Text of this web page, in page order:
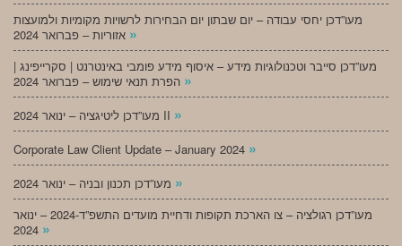
מעו”דכן יחסי עבודה – יום שבתון יום הבחירות לרשויות מקומיות ולמועצות
»
מעו”דכן סייבר וטכנולוגיות מידע – איסוף מידע פומבי באינטרנט | סקרייפינג |
»
מעו”דכן ליטיגציה – ינואר 2024 II »
Corporate Law Client Update – January 2024 »
»
מעו”דכן רגולציה – צו הארכת תקופות ודחיית מועדים התשפ”ד-2024 – ינואר
»